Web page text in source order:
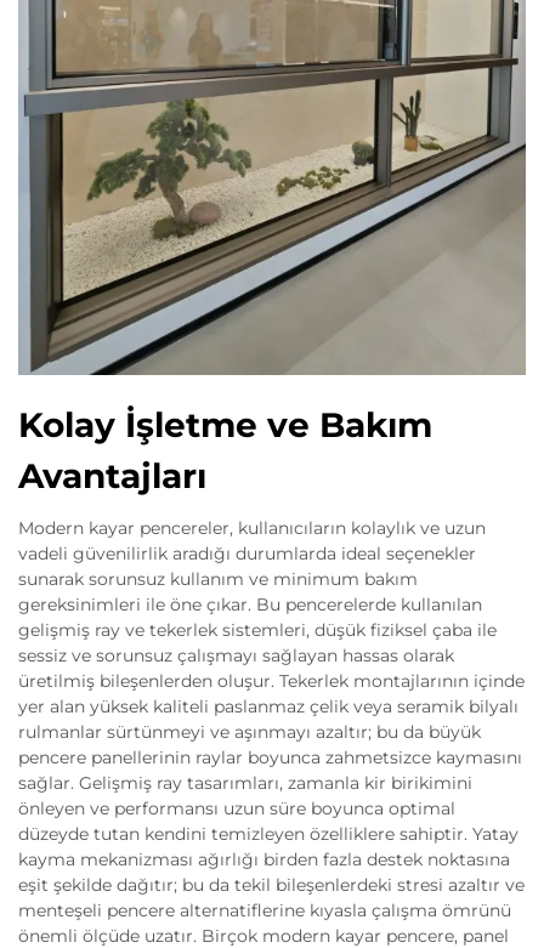
Kolay İşletme ve Bakım
Avantajları
Modern kayar pencereler, kullanıcıların kolaylık ve uzun
vadeli güvenilirlik aradığı durumlarda ideal seçenekler
sunarak sorunsuz kullanım ve minimum bakım
gereksinimleri ile öne çıkar. Bu pencerelerde kullanılan
gelişmiş ray ve tekerlek sistemleri, düşük fiziksel çaba ile
sessiz ve sorunsuz çalışmayı sağlayan hassas olarak
üretilmiş bileşenlerden oluşur. Tekerlek montajlarının içinde
yer alan yüksek kaliteli paslanmaz çelik veya seramik bilyalı
rulmanlar sürtünmeyi ve aşınmayı azaltır; bu da büyük
pencere panellerinin raylar boyunca zahmetsizce kaymasını
sağlar. Gelişmiş ray tasarımları, zamanla kir birikimini
önleyen ve performansı uzun süre boyunca optimal
düzeyde tutan kendini temizleyen özelliklere sahiptir. Yatay
kayma mekanizması ağırlığı birden fazla destek noktasına
eşit şekilde dağıtır; bu da tekil bileşenlerdeki stresi azaltır ve
menteşeli pencere alternatiflerine kıyasla çalışma ömrünü
önemli ölçüde uzatır. Birçok modern kayar pencere, panel